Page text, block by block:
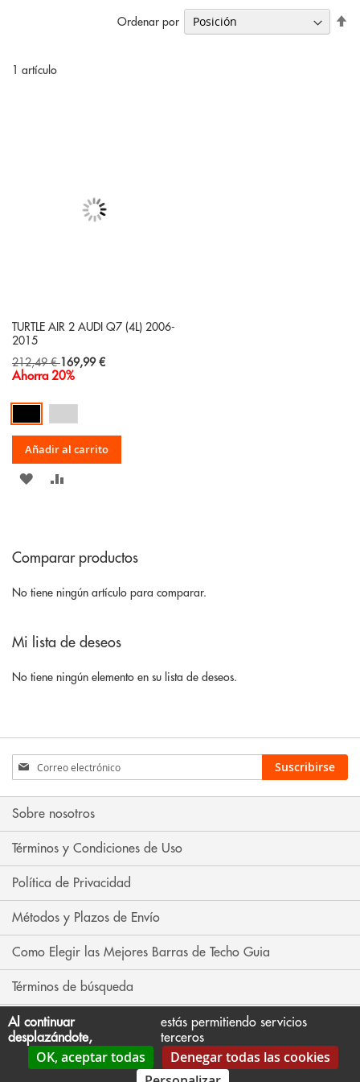
1 artículo
Ordenar por
TURTLE AIR 2 AUDI Q7 (4L) 2006-
2015
212,49 € Special
Price
169,99 €
Ahorra 20%
Añadir al carrito
AÑADIR
LISTA
DE
Comparar productos
No tiene ningún artículo para comparar.
Mi lista de deseos
No tiene ningún elemento en su lista de deseos.
Inscríbase
a
nuestro
boletín
noticias:
Suscribirse
Sobre nosotros
Términos y Condiciones de Uso
Política de Privacidad
Métodos y Plazos de Envío
Como Elegir las Mejores Barras de Techo Guia
Términos de búsqueda
Búsqueda avanzada
Contáctenos
Al continuar
desplazándote,
estás permitiendo servicios
terceros
OK, aceptar todas
Denegar todas las cookies